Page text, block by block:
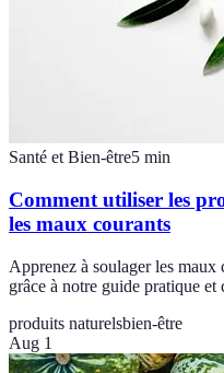
Santé et Bien-être5 min
Comment utiliser les
les maux courants
Apprenez à soulager les maux
grâce à notre guide pratique et
produits naturelsbien-être
Aug 1